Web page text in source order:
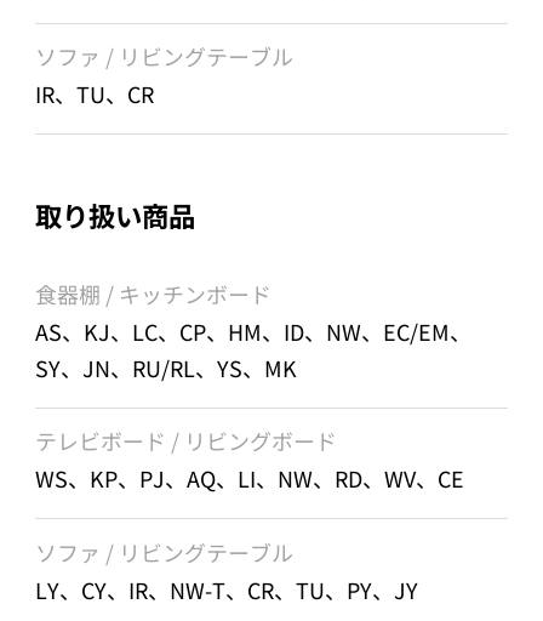
ソファ / リビングテーブル
IR、TU、CR
取り扱い商品
食器棚 / キッチンボード
AS、KJ、LC、CP、HM、ID、NW、EC/EM、
SY、JN、RU/RL、YS、MK
テレビボード / リビングボード
WS、KP、PJ、AQ、LI、NW、RD、WV、CE
ソファ / リビングテーブル
LY、CY、IR、NW-T、CR、TU、PY、JY